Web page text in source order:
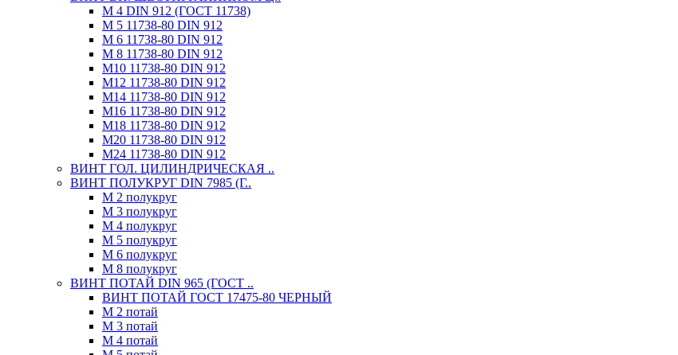
М 4 DIN 912 (ГОСТ 11738)
М 5 11738-80 DIN 912
М 6 11738-80 DIN 912
М 8 11738-80 DIN 912
М10 11738-80 DIN 912
М12 11738-80 DIN 912
М14 11738-80 DIN 912
М16 11738-80 DIN 912
М18 11738-80 DIN 912
М20 11738-80 DIN 912
М24 11738-80 DIN 912
ВИНТ ГОЛ. ЦИЛИНДРИЧЕСКАЯ ..
ВИНТ ПОЛУКРУГ DIN 7985 (Г..
М 2 полукруг
М 3 полукруг
М 4 полукруг
М 5 полукруг
М 6 полукруг
М 8 полукруг
ВИНТ ПОТАЙ DIN 965 (ГОСТ ..
ВИНТ ПОТАЙ ГОСТ 17475-80 ЧЕРНЫЙ
М 2 потай
М 3 потай
М 4 потай